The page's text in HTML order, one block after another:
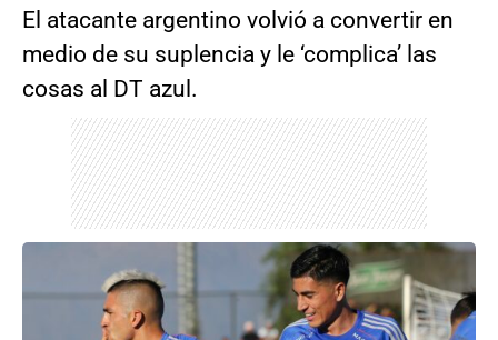
El atacante argentino volvió a convertir en
medio de su suplencia y le ‘complica’ las
cosas al DT azul.